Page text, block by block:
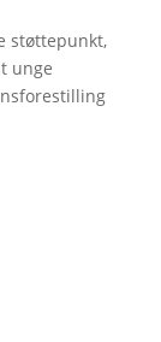
støttepunkt,
unge